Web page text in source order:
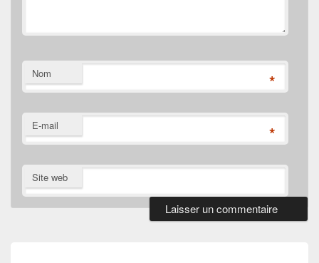
Nom *
E-mail *
Site web